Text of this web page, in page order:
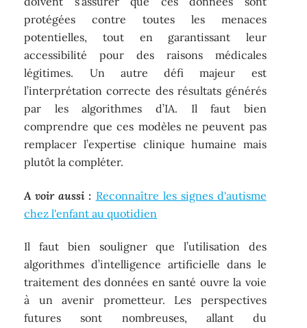
protégées contre toutes les menaces
potentielles, tout en garantissant leur
accessibilité pour des raisons médicales
légitimes. Un autre défi majeur est
l’interprétation correcte des résultats générés
par les algorithmes d’IA. Il faut bien
comprendre que ces modèles ne peuvent pas
remplacer l’expertise clinique humaine mais
plutôt la compléter.
A voir aussi : Reconnaître les signes d'autisme
chez l'enfant au quotidien
Il faut bien souligner que l’utilisation des
algorithmes d’intelligence artificielle dans le
traitement des données en santé ouvre la voie
à un avenir prometteur. Les perspectives
futures sont nombreuses, allant du